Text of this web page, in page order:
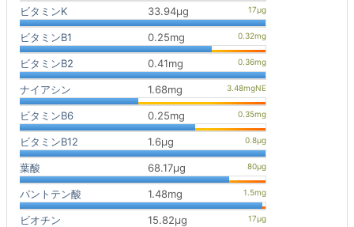
ビタミンK 33.94μg
ビタミンB1 0.25mg
ビタミンB2 0.41mg
ナイアシン 1.68mg
ビタミンB6 0.25mg
ビタミンB12 1.6μg
葉酸 68.17μg
パントテン酸 1.48mg
ビオチン 15.82μg